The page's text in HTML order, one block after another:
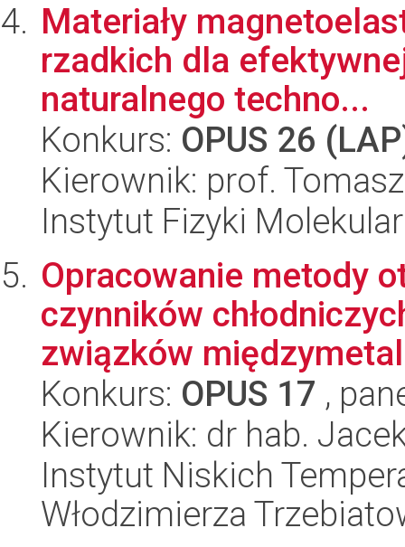
Materiały
rzadkich dla
naturalnego techno...
Konkurs: OPUS 26
Kierownik: prof.
Instytut Fizyki
Opracowanie metody
czynników
związków
Konkurs: OPUS 17 ,
Kierownik: dr hab.
Instytut Niskich
Włodzimierza